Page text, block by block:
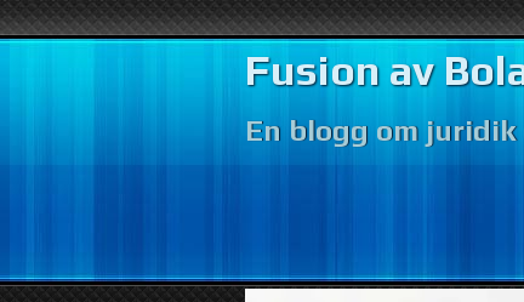
Fusion av
En blogg om juridik